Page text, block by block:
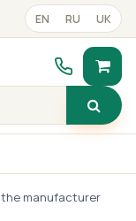
EN RU UK
the manufacturer